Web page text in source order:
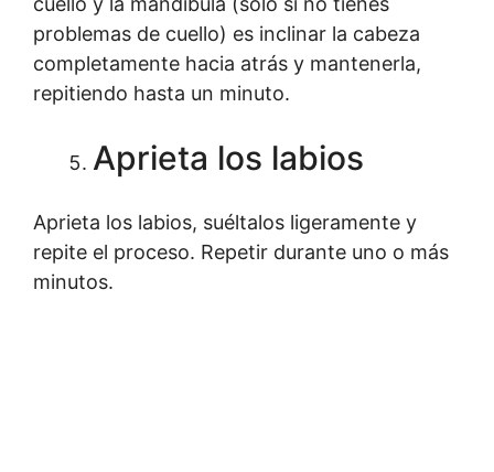
problemas de cuello) es inclinar la cabeza
completamente hacia atrás y mantenerla,
repitiendo hasta un minuto.
Aprieta los labios
Aprieta los labios, suéltalos ligeramente y
repite el proceso. Repetir durante uno o más
minutos.